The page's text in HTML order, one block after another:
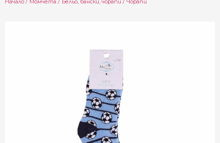
Начало Момчета Бельо, бански, чорапи Чорапи